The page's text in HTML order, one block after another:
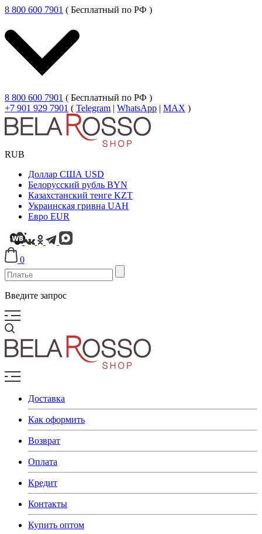
8 800 600 7901 ( Бесплатный по РФ )
8 800 600 7901 ( Бесплатный по РФ )
+7 901 929 7901 ( Telegram | WhatsApp | MAX )
RUB
Доллар США USD
Белорусский рубль BYN
Казахстанский тенге KZT
Украинская гривна UAH
Евро EUR
0
Введите запрос
Доставка
Как оформить
Возврат
Оплата
Кредит
Контакты
Купить оптом